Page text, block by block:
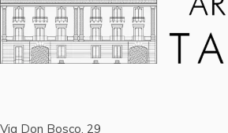
Via Don Bosco, 29